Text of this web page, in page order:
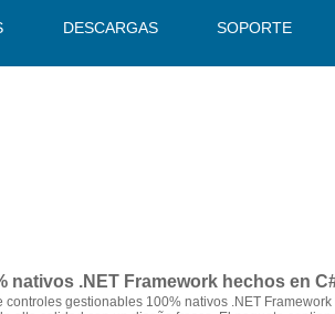
DESCARGAS SOPORTE
nativos .NET Framework hechos en
gestionables 100% nativos .NET